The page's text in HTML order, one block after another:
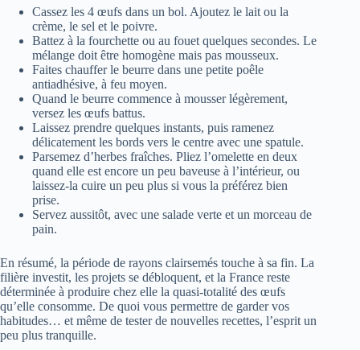
Cassez les 4 œufs dans un bol. Ajoutez le lait ou la
crème, le sel et le poivre.
Battez à la fourchette ou au fouet quelques secondes. Le
mélange doit être homogène mais pas mousseux.
Faites chauffer le beurre dans une petite poêle
antiadhésive, à feu moyen.
Quand le beurre commence à mousser légèrement,
versez les œufs battus.
Laissez prendre quelques instants, puis ramenez
délicatement les bords vers le centre avec une spatule.
Parsemez d’herbes fraîches. Pliez l’omelette en deux
quand elle est encore un peu baveuse à l’intérieur, ou
laissez-la cuire un peu plus si vous la préférez bien
prise.
Servez aussitôt, avec une salade verte et un morceau de
pain.
En résumé, la période de rayons clairsemés touche à sa fin. La
filière investit, les projets se débloquent, et la France reste
déterminée à produire chez elle la quasi-totalité des œufs
qu’elle consomme. De quoi vous permettre de garder vos
habitudes… et même de tester de nouvelles recettes, l’esprit un
peu plus tranquille.